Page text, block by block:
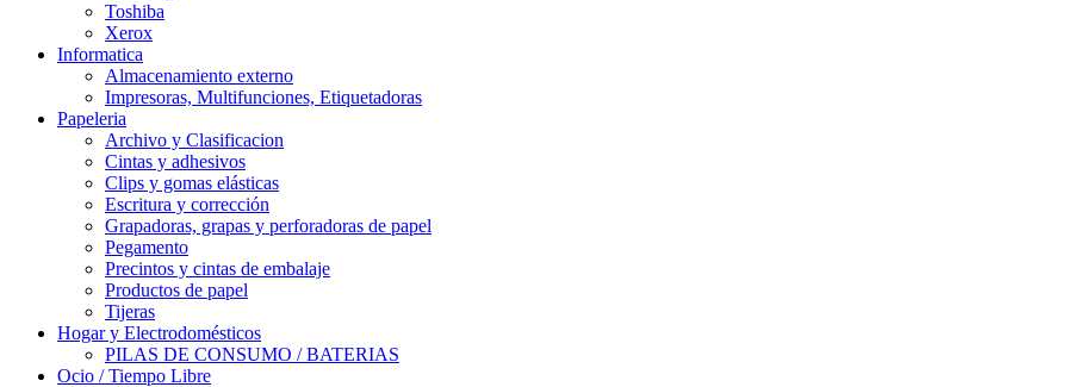
Toshiba
Xerox
Informatica
Almacenamiento externo
Impresoras, Multifunciones, Etiquetadoras
Papeleria
Archivo y Clasificacion
Cintas y adhesivos
Clips y gomas elásticas
Escritura y corrección
Grapadoras, grapas y perforadoras de papel
Pegamento
Precintos y cintas de embalaje
Productos de papel
Tijeras
Hogar y Electrodomésticos
PILAS DE CONSUMO / BATERIAS
Ocio / Tiempo Libre